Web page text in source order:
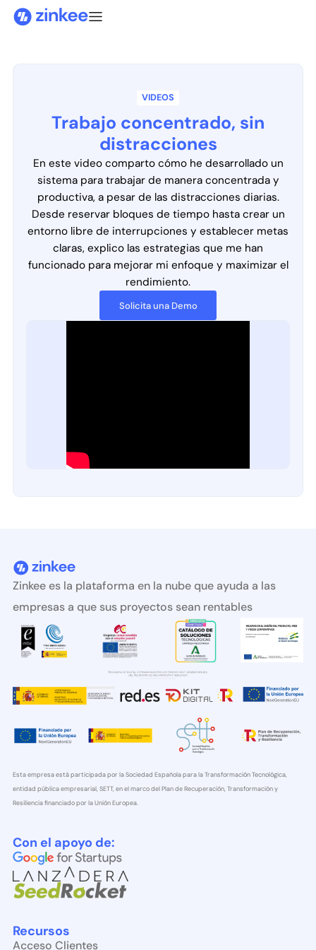
VIDEOS
Trabajo concentrado, sin
distracciones
En este video comparto cómo he desarrollado un
sistema para trabajar de manera concentrada y
productiva, a pesar de las distracciones diarias.
Desde reservar bloques de tiempo hasta crear un
entorno libre de interrupciones y establecer metas
claras, explico las estrategias que me han
funcionado para mejorar mi enfoque y maximizar el
rendimiento.
Solicita una Demo
Zinkee es la plataforma en la nube que ayuda a las
empresas a que sus proyectos sean rentables
Esta empresa está participada por la Sociedad Española para la Transformación Tecnológica,
entidad pública empresarial, SETT, en el marco del Plan de Recuperación, Transformación y
Resiliencia financiado por la Unión Europea.
Con el apoyo de:
Recursos
Acceso Clientes